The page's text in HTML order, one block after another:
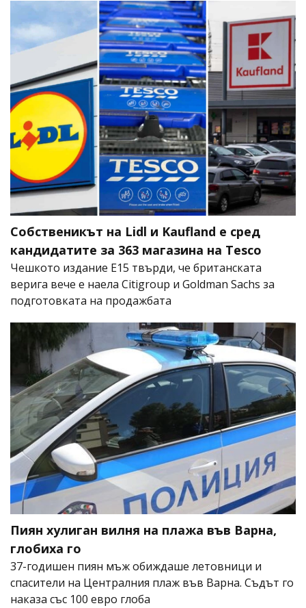
Собственикът на Lidl и Kaufland е сред
кандидатите за 363 магазина на Tesco
Чешкото издание E15 твърди, че британската
верига вече е наела Citigroup и Goldman Sachs за
подготовката на продажбата
Пиян хулиган вилня на плажа във Варна,
глобиха го
37-годишен пиян мъж обиждаше летовници и
спасители на Централния плаж във Варна. Съдът го
наказа със 100 евро глоба